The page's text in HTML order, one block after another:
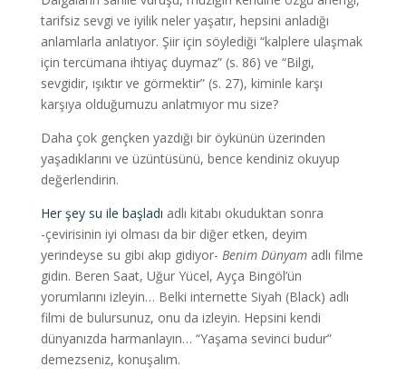
tarifsiz sevgi ve iyilik neler yaşatır, hepsini anladığı
anlamlarla anlatıyor. Şiir için söylediği “kalplere ulaşmak
için tercümana ihtiyaç duymaz” (s. 86) ve “Bilgi,
sevgidir, ışıktır ve görmektir” (s. 27), kiminle karşı
karşıya olduğumuzu anlatmıyor mu size?
Daha çok gençken yazdığı bir öykünün üzerinden
yaşadıklarını ve üzüntüsünü, bence kendiniz okuyup
değerlendirin.
Her şey su ile başladı adlı kitabı okuduktan sonra
-çevirisinin iyi olması da bir diğer etken, deyim
yerindeyse su gibi akıp gidiyor- Benim Dünyamadlı filme
gidin. Beren Saat, Uğur Yücel, Ayça Bingöl’ün
yorumlarını izleyin… Belki internette Siyah (Black) adlı
filmi de bulursunuz, onu da izleyin. Hepsini kendi
dünyanızda harmanlayın… “Yaşama sevinci budur”
demezseniz, konuşalım.